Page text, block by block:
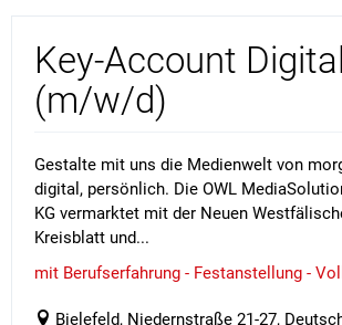
Key-Account
(m/w/d)
Gestalte mit uns die Medienwelt von
digital, persönlich. Die OWL
KG vermarktet mit der Neuen
Kreisblatt und...
mit Berufserfahrung - Festanstellung -
Bielefeld, Niedernstraße 21-27,